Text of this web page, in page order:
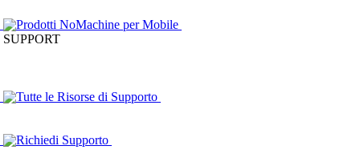
Prodotti NoMachine per Mobile
SUPPORT
Tutte le Risorse di Supporto
Richiedi Supporto